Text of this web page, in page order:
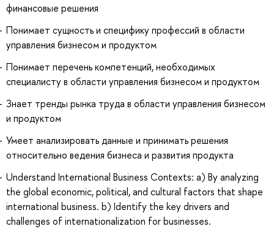
финансовые решения
Понимает сущность и специфику профессий в области
управления бизнесом и продуктом
Понимает перечень компетенций, необходимых
специалисту в области управления бизнесом и продуктом
Знает тренды рынка труда в области управления бизнесом
и продуктом
Умеет анализировать данные и принимать решения
относительно ведения бизнеса и развития продукта
Understand International Business Contexts: a) By analyzing
the global economic, political, and cultural factors that shape
international business. b) Identify the key drivers and
challenges of internationalization for businesses.